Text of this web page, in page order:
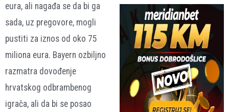
eura, ali nagađa se da bi ga
sada, uz pregovore, mogli
pustiti za iznos od oko 75
miliona eura. Bayern ozbiljno
razmatra dovođenje
hrvatskog odbrambenog
igrača, ali da bi se posao